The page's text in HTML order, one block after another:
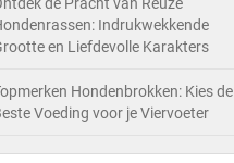
Indrukwekkende
en Liefdevolle Karakters
Hondenbrokken: Kies de
Voeding voor je Viervoeter